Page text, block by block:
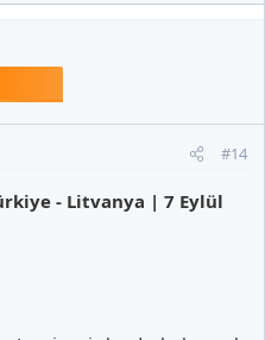
#14
- Litvanya | 7 Eylül